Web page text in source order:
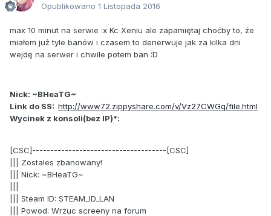
Opublikowano 1 Listopada 2016
max 10 minut na serwie :x Kc Xeniu ale zapamiętaj choćby to, że
miałem już tyle banów i czasem to denerwuje jak za kilka dni
wejdę na serwer i chwile potem ban :D
Nick: ~BHeaTG~
Link do SS: http://www72.zippyshare.com/v/Vz27CWGq/file.html
Wycinek z konsoli(bez IP)*:
[CSC]-------------------------------------[CSC]
||| Zostales zbanowany!
||| Nick: ~BHeaTG~
||| Steam ID: STEAM_ID_LAN
||| Powod: Wrzuc screeny na forum